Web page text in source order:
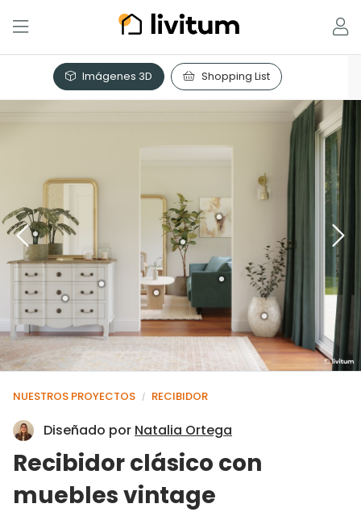
Imágenes 3D Shopping List
NUESTROS PROYECTOS / RECIBIDOR
Diseñado por Natalia Ortega
Recibidor clásico con
muebles vintage